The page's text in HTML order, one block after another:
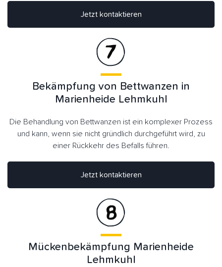
Jetzt kontaktieren
Bekämpfung von Bettwanzen in
Marienheide Lehmkuhl
Die Behandlung von Bettwanzen ist ein komplexer Prozess
und kann, wenn sie nicht gründlich durchgeführt wird, zu
einer Rückkehr des Befalls führen.
Jetzt kontaktieren
Mückenbekämpfung Marienheide
Lehmkuhl